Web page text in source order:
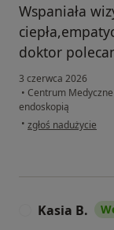
Wspaniała
doktor
3 czerwca 2026
• Centrum
endoskopią
• w opinii użytkownika
zgłoś nadużycie
Kasia B.